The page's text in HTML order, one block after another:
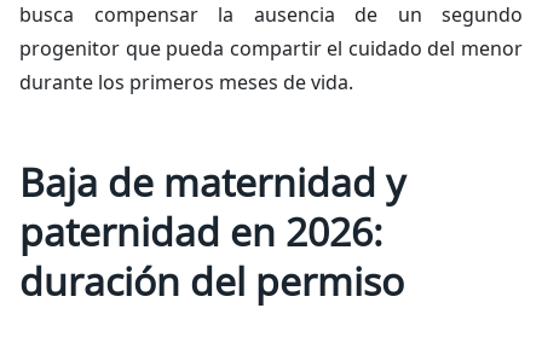
busca compensar la ausencia de un segundo
progenitor que pueda compartir el cuidado del menor
durante los primeros meses de vida.
Baja de maternidad y
paternidad en 2026:
duración del permiso